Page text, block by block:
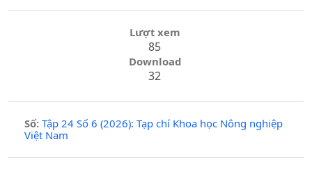
Lượt xem
85
Download
32
Số: Tập 24 Số 6 (2026): Tạp chí Khoa học Nông nghiệp
Việt Nam